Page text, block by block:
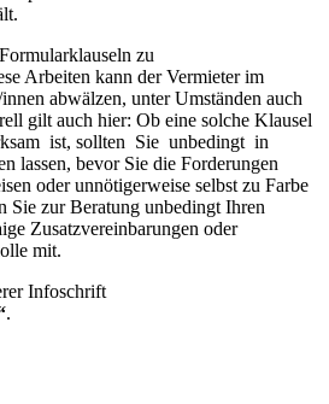
zu
Arbeiten kann der Vermieter im
abwälzen, unter Umständen auch
gilt auch hier: Ob eine solche Klausel
ist, sollten Sie unbedingt in
lassen, bevor Sie die Forderungen
oder unnötigerweise selbst zu Farbe
Sie zur Beratung unbedingt Ihren
Zusatzvereinbarungen oder
mit.
Infoschrift
.